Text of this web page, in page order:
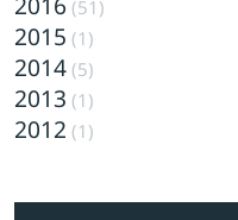
(51)
2015 (1)
2014 (5)
2013 (1)
2012 (1)